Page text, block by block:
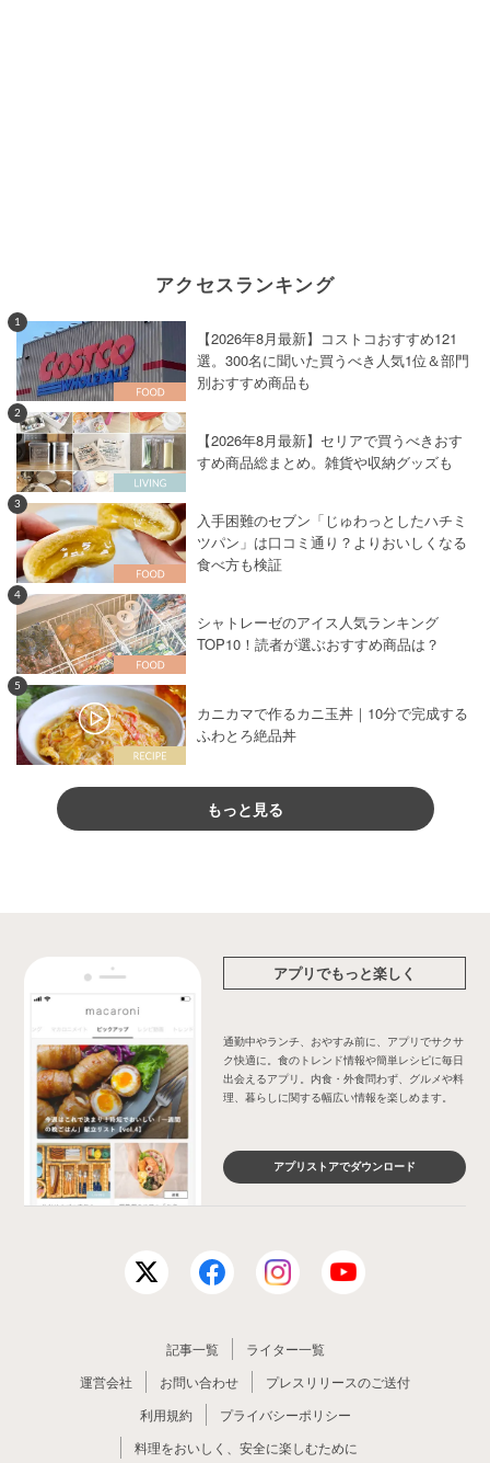
アクセスランキング
1
【2026年8月最新】コストコおすすめ121
選。300名に聞いた買うべき人気1位＆部門
別おすすめ商品も
2
【2026年8月最新】セリアで買うべきおす
すめ商品総まとめ。雑貨や収納グッズも
3
入手困難のセブン「じゅわっとしたハチミ
ツパン」は口コミ通り？よりおいしくなる
食べ方も検証
4
シャトレーゼのアイス人気ランキング
TOP10！読者が選ぶおすすめ商品は？
5
カニカマで作るカニ玉丼｜10分で完成する
ふわとろ絶品丼
もっと見る
アプリでもっと楽しく
通勤中やランチ、おやすみ前に、アプリでサクサ
ク快適に。食のトレンド情報や簡単レシピに毎日
出会えるアプリ。内食・外食問わず、グルメや料
理、暮らしに関する幅広い情報を楽しめます。
アプリストアでダウンロード
記事一覧
ライター一覧
運営会社
お問い合わせ
プレスリリースのご送付
利用規約
プライバシーポリシー
料理をおいしく、安全に楽しむために